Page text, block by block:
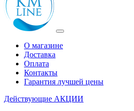
О магазине
Доставка
Оплата
Контакты
Гарантия лучшей цены
Действующие АКЦИИ